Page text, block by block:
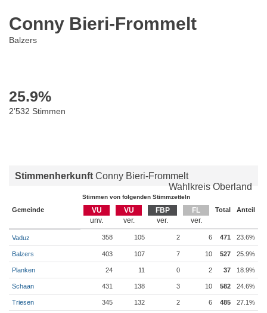
Conny Bieri-Frommelt
Balzers
25.9%
2’532 Stimmen
Stimmenherkunft Conny Bieri-Frommelt
Wahlkreis Oberland
Stimmen von folgenden Stimmzetteln
Gemeinde VU VU FBP FL Total Anteil
Vaduz 358 105 2 6 471 23.6%
Balzers 403 107 7 10 527 25.9%
Planken 24 11 0 2 37 18.9%
Schaan 431 138 3 10 582 24.6%
Triesen 345 132 2 6 485 27.1%